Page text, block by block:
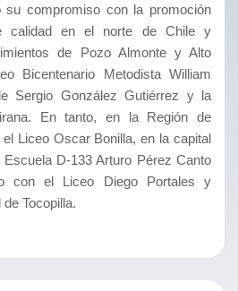
su compromiso con la promoción
calidad en el norte de Chile y
de Pozo Almonte y Alto
Bicentenario Metodista William
Sergio González Gutiérrez y la
En tanto, en la Región de
Liceo Oscar Bonilla, en la capital
D-133 Arturo Pérez Canto
con el Liceo Diego Portales y
Tocopilla.